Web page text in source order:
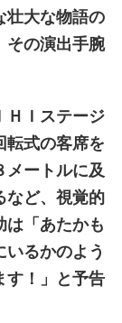
壮大な物語の
その演出手腕
ＨＩステージ
転式の客席を
メートルに及
など、視覚的
は「あたかも
いるかのよう
す！」と予告